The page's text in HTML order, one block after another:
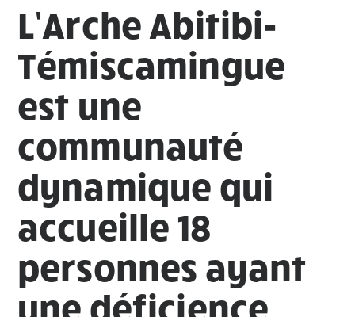
L’Arche Abitibi-
Témiscamingue
est une
communauté
dynamique qui
accueille 18
personnes ayant
une déficience